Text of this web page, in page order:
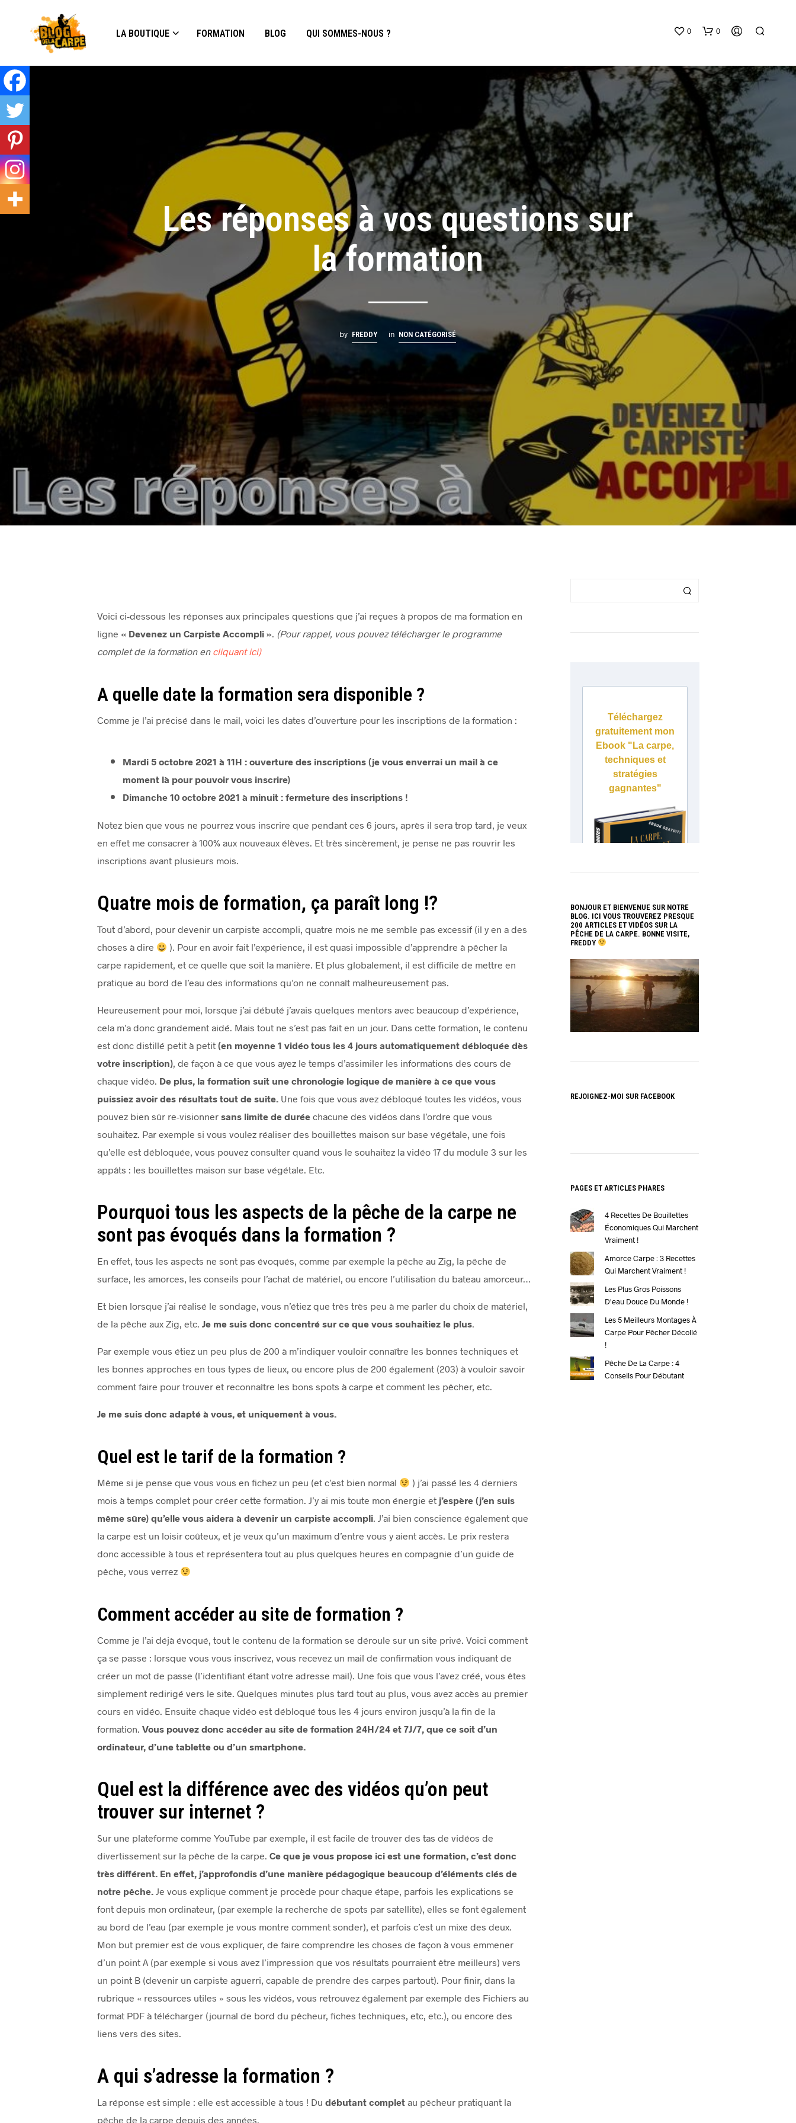
LA BOUTIQUE FORMATION BLOG QUI SOMMES-NOUS ? 0 0
V
T
R
E
P
A
N
S
Les réponses à vos questions sur
la formation
by FREDDY in NON CATÉGORISÉ
Voici ci-dessous les réponses aux principales questions que j’ai reçues à propos de ma formation en
ligne « Devenez un Carpiste Accompli ». (Pour rappel, vous pouvez télécharger le programme
complet de la formation en cliquant ici)
A quelle date la formation sera disponible ?
Comme je l’ai précisé dans le mail, voici les dates d’ouverture pour les inscriptions de la formation :
Mardi 5 octobre 2021 à 11H : ouverture des inscriptions (je vous enverrai un mail à ce
moment là pour pouvoir vous inscrire)
Dimanche 10 octobre 2021 à minuit : fermeture des inscriptions !
Notez bien que vous ne pourrez vous inscrire que pendant ces 6 jours, après il sera trop tard, je veux
en effet me consacrer à 100% aux nouveaux élèves. Et très sincèrement, je pense ne pas rouvrir les
inscriptions avant plusieurs mois.
Quatre mois de formation, ça paraît long !?
Tout d’abord, pour devenir un carpiste accompli, quatre mois ne me semble pas excessif (il y en a des
choses à dire
). Pour en avoir fait l’expérience, il est quasi impossible d’apprendre à pêcher la
carpe rapidement, et ce quelle que soit la manière. Et plus globalement, il est difficile de mettre en
pratique au bord de l’eau des informations qu’on ne connaît malheureusement pas.
Heureusement pour moi, lorsque j’ai débuté j’avais quelques mentors avec beaucoup d’expérience,
cela m’a donc grandement aidé. Mais tout ne s’est pas fait en un jour. Dans cette formation, le contenu
est donc distillé petit à petit (en moyenne 1 vidéo tous les 4 jours automatiquement débloquée dès
votre inscription), de façon à ce que vous ayez le temps d’assimiler les informations des cours de
chaque vidéo. De plus, la formation suit une chronologie logique de manière à ce que vous
puissiez avoir des résultats tout de suite.Une fois que vous avez débloqué toutes les vidéos, vous
pouvez bien sûr re-visionner sans limite de duréechacune des vidéos dans l’ordre que vous
souhaitez. Par exemple si vous voulez réaliser des bouillettes maison sur base végétale, une fois
qu’elle est débloquée, vous pouvez consulter quand vous le souhaitez la vidéo 17 du module 3 sur les
appâts : les bouillettes maison sur base végétale. Etc.
Pourquoi tous les aspects de la pêche de la carpe ne
sont pas évoqués dans la formation ?
En effet, tous les aspects ne sont pas évoqués, comme par exemple la pêche au Zig, la pêche de
surface, les amorces, les conseils pour l’achat de matériel, ou encore l’utilisation du bateau amorceur…
Et bien lorsque j’ai réalisé le sondage, vous n’étiez que très très peu à me parler du choix de matériel,
de la pêche aux Zig, etc. Je me suis donc concentré sur ce que vous souhaitiez le plus.
Par exemple vous étiez un peu plus de 200 à m’indiquer vouloir connaître les bonnes techniques et
les bonnes approches en tous types de lieux, ou encore plus de 200 également (203) à vouloir savoir
comment faire pour trouver et reconnaître les bons spots à carpe et comment les pêcher, etc.
Je me suis donc adapté à vous, et uniquement à vous.
Quel est le tarif de la formation ?
Même si je pense que vous vous en fichez un peu (et c’est bien normal
) j’ai passé les 4 derniers
mois à temps complet pour créer cette formation. J’y ai mis toute mon énergie et j’espère (j’en suis
même sûre) qu’elle vous aidera à devenir un carpiste accompli. J’ai bien conscience également que
la carpe est un loisir coûteux, et je veux qu’un maximum d’entre vous y aient accès. Le prix restera
donc accessible à tous et représentera tout au plus quelques heures en compagnie d’un guide de
pêche, vous verrez
Comment accéder au site de formation ?
Comme je l’ai déjà évoqué, tout le contenu de la formation se déroule sur un site privé. Voici comment
ça se passe : lorsque vous vous inscrivez, vous recevez un mail de confirmation vous indiquant de
créer un mot de passe (l’identifiant étant votre adresse mail). Une fois que vous l’avez créé, vous êtes
simplement redirigé vers le site. Quelques minutes plus tard tout au plus, vous avez accès au premier
cours en vidéo. Ensuite chaque vidéo est débloqué tous les 4 jours environ jusqu’à la fin de la
formation. Vous pouvez donc accéder au site de formation 24H/24 et 7J/7, que ce soit d’un
ordinateur, d’une tablette ou d’un smartphone.
Quel est la différence avec des vidéos qu’on peut
trouver sur internet ?
Sur une plateforme comme YouTube par exemple, il est facile de trouver des tas de vidéos de
divertissement sur la pêche de la carpe. Ce que je vous propose ici est une formation, c’est donc
très différent. En effet, j’approfondis d’une manière pédagogique beaucoup d’éléments clés de
notre pêche.Je vous explique comment je procède pour chaque étape, parfois les explications se
font depuis mon ordinateur, (par exemple la recherche de spots par satellite), elles se font également
au bord de l’eau (par exemple je vous montre comment sonder), et parfois c’est un mixe des deux.
Mon but premier est de vous expliquer, de faire comprendre les choses de façon à vous emmener
d’un point A (par exemple si vous avez l’impression que vos résultats pourraient être meilleurs) vers
un point B (devenir un carpiste aguerri, capable de prendre des carpes partout). Pour finir, dans la
rubrique « ressources utiles » sous les vidéos, vous retrouvez également par exemple des Fichiers au
format PDF à télécharger (journal de bord du pêcheur, fiches techniques, etc, etc.), ou encore des
liens vers des sites.
A qui s’adresse la formation ?
La réponse est simple : elle est accessible à tous ! Du débutant completau pêcheur pratiquant la
pêche de la carpe depuis des années.
BONJOUR ET BIENVENUE SUR NOTRE
BLOG. ICI VOUS TROUVEREZ PRESQUE
200 ARTICLES ET VIDÉOS SUR LA
PÊCHE DE LA CARPE. BONNE VISITE,
FREDDY
REJOIGNEZ-MOI SUR FACEBOOK
PAGES ET ARTICLES PHARES
4 Recettes De Bouillettes
Économiques Qui Marchent
Vraiment !
Amorce Carpe : 3 Recettes
Qui Marchent Vraiment !
Les Plus Gros Poissons
D'eau Douce Du Monde !
Les 5 Meilleurs Montages À
Carpe Pour Pêcher Décollé
!
Pêche De La Carpe : 4
Conseils Pour Débutant